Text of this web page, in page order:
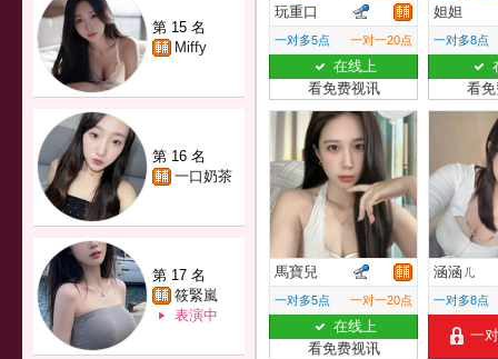
第 15 名
Miffy
第 16 名
一口奶茶
第 17 名
筱緊嵐
表演中
玩重口
一对多5点 一对一20点
在线上
看免费视讯
妲妲
一对多8点
看
馬寶兒
一对多5点 一对一20点
在线上
看免费视讯
涵涵ㄦ
一对多8点
一